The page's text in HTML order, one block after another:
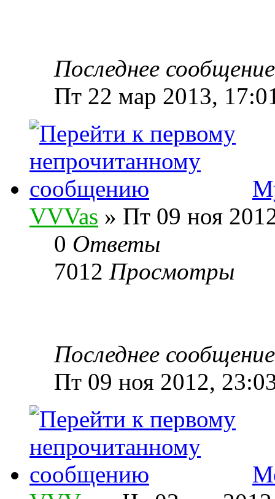
Последнее
Пт 22 мар 2013,
VVVas » Пт 09 ноя
0 Ответы
7012 Просмотры
Последнее
Пт 09 ноя 2012,